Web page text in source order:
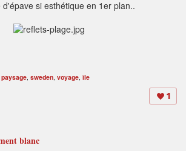
d'épave si esthétique en 1er plan..
paysage, sweden, voyage, île
1
blanc